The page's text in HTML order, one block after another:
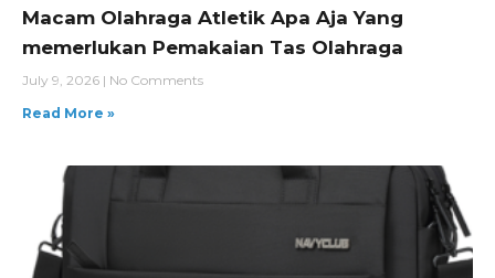
Macam Olahraga Atletik Apa Aja Yang
memerlukan Pemakaian Tas Olahraga
July 9, 2026
No Comments
Read More »